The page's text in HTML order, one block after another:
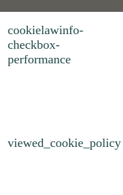
cookielawinfo-
checkbox-
performance
viewed_cookie_policy